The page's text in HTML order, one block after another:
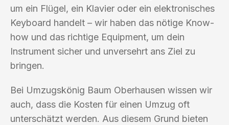
um ein Flügel, ein Klavier oder ein elektronisches
Keyboard handelt – wir haben das nötige Know-
how und das richtige Equipment, um dein
Instrument sicher und unversehrt ans Ziel zu
bringen.
Bei Umzugskönig Baum Oberhausen wissen wir
auch, dass die Kosten für einen Umzug oft
unterschätzt werden. Aus diesem Grund bieten